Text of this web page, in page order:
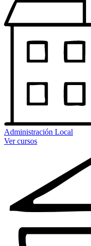
Administración Local
Ver cursos